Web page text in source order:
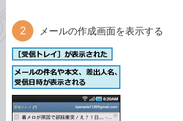
メールの作成画面を表示する